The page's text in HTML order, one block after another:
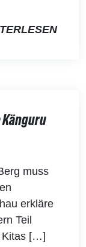
Känguru
muss
erkläre
Teil
Kitas […]